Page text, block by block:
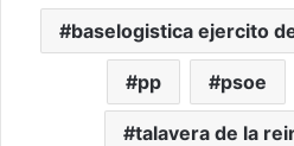
baselogistica ejercito
pp psoe
talavera de la